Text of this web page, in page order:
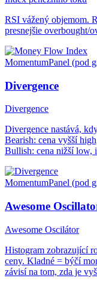
RSI vážený objemom.
presnejšie overbought/
MomentumPanel (pod
Divergence
Divergence
Divergence nastává,
Bearish: cena vyšší
Bullish: cena nižší low,
MomentumPanel (pod
Awesome
Awesome Oscilátor
Histogram zobrazující
ceny. Kladné = býčí
závisí na tom, zda je